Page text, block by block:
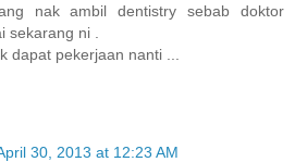
nak ambil dentistry sebab doktor
sekarang ni .
dapat pekerjaan nanti ...
30, 2013 at 12:23 AM